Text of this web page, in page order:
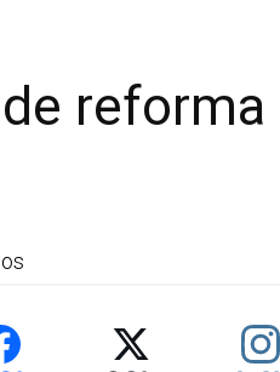
reforma